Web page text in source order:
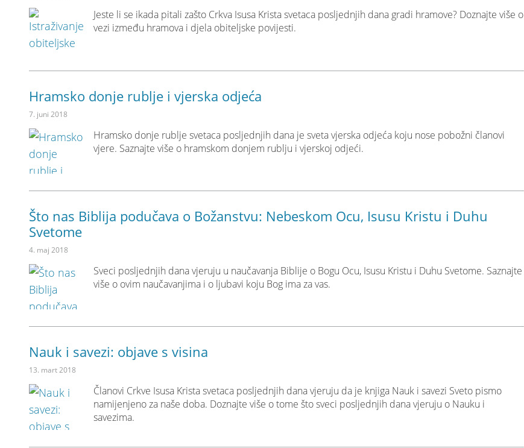
Jeste li se ikada pitali zašto Crkva Isusa Krista svetaca posljednjih dana gradi hramove? Doznajte više o
vezi između hramova i djela obiteljske povijesti.
Hramsko donje rublje i vjerska odjeća
7. juni 2018
Hramsko donje rublje svetaca posljednjih dana je sveta vjerska odjeća koju nose pobožni članovi
vjere. Saznajte više o hramskom donjem rublju i vjerskoj odjeći.
Što nas Biblija podučava o Božanstvu: Nebeskom Ocu, Isusu Kristu i Duhu
Svetome
4. maj 2018
Sveci posljednjih dana vjeruju u naučavanja Biblije o Bogu Ocu, Isusu Kristu i Duhu Svetome. Saznajte
više o ovim naučavanjima i o ljubavi koju Bog ima za vas.
Nauk i savezi: objave s visina
13. mart 2018
Članovi Crkve Isusa Krista svetaca posljednjih dana vjeruju da je knjiga Nauk i savezi Sveto pismo
namijenjeno za naše doba. Doznajte više o tome što sveci posljednjih dana vjeruju o Nauku i
savezima.